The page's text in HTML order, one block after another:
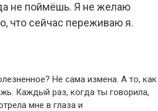
не поймёшь. Я не желаю
что сейчас переживаю я.
Не сама измена. А то, как
Каждый раз, когда ты говорила,
мне в глаза и